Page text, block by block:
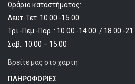
Ωράριο καταστήματος:
Δευτ-Τετ. 10.00 -15.00
Τρι.-Πεμ.-Παρ. : 10.00 -14.00 / 18.00 -
Σαβ.: 10.00 – 15.00
Βρείτε μας στο χάρτη
ΠΛΗΡΟΦΟΡΊΕΣ